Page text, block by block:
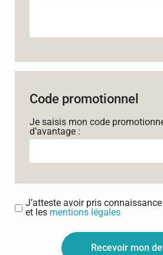
Code promotionnel
Je saisis mon code
d’avantage :
J’atteste avoir pris
et les mentions légales
Recevoir mon